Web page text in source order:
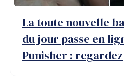
La toute nouvelle
du jour passe en
Punisher : regardez